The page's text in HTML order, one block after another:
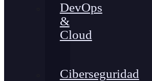
DevOps
&
Cloud
Ciberseguridad